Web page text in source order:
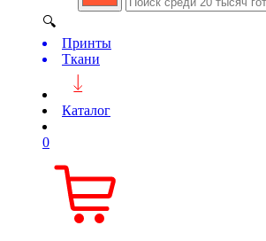
🔍
Принты
Ткани
Каталог
0